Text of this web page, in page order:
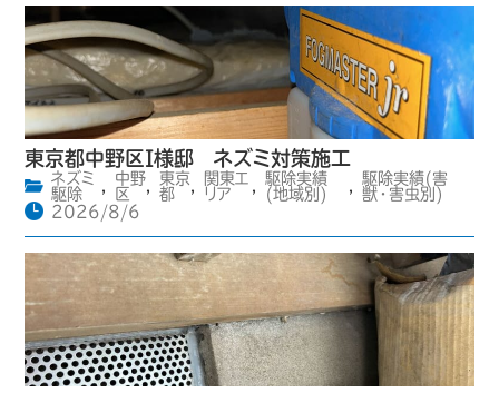
東京都中野区I様邸 ネズミ対策施工
ネズミ
駆除
,
中野
区
,
東京
都
,
関東エ
リア
,
駆除実績
(地域別)
,
駆除実績(害
獣・害虫別)
2026/8/6